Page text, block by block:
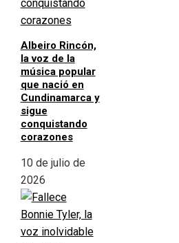
Albeiro Rincón,
la voz de la
música popular
que nació en
Cundinamarca y
sigue
conquistando
corazones
10 de julio de
2026